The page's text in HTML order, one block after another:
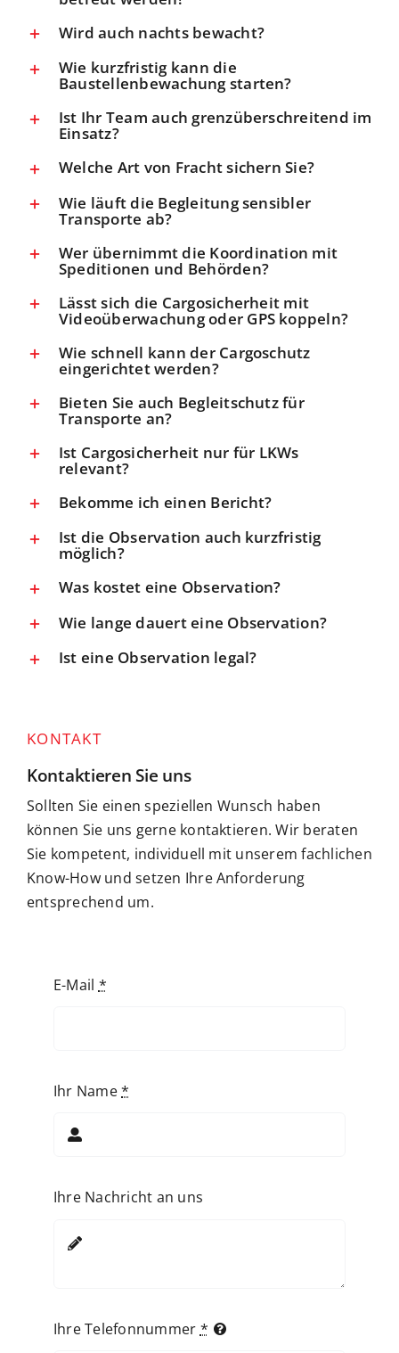
Wird auch nachts bewacht?
Wie kurzfristig kann die
Baustellenbewachung starten?
Ist Ihr Team auch grenzüberschreitend im
Einsatz?
Welche Art von Fracht sichern Sie?
Wie läuft die Begleitung sensibler
Transporte ab?
Wer übernimmt die Koordination mit
Speditionen und Behörden?
Lässt sich die Cargosicherheit mit
Videoüberwachung oder GPS koppeln?
Wie schnell kann der Cargoschutz
eingerichtet werden?
Bieten Sie auch Begleitschutz für
Transporte an?
Ist Cargosicherheit nur für LKWs
relevant?
Bekomme ich einen Bericht?
Ist die Observation auch kurzfristig
möglich?
Was kostet eine Observation?
Wie lange dauert eine Observation?
Ist eine Observation legal?
KONTAKT
Kontaktieren Sie uns
Sollten Sie einen speziellen Wunsch haben
können Sie uns gerne kontaktieren. Wir beraten
Sie kompetent, individuell mit unserem fachlichen
Know-How und setzen Ihre Anforderung
entsprechend um.
E-Mail *
Ihr Name*
Ihre Nachricht an uns
Ihre Telefonnummer *